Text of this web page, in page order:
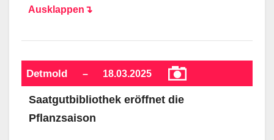
Ausklappen↴
Detmold – 18.03.2025
Saatgutbibliothek eröffnet die
Pflanzsaison